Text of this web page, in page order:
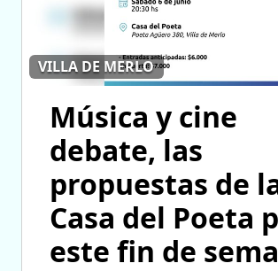
VILLA DE MERLO
Música y cine
debate, las
propuestas de
Casa del Poeta
este fin de